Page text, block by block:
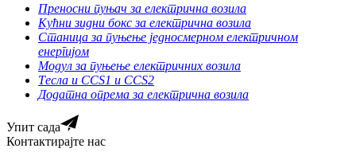
Преносни пуњач за електрична возила
Кућни зидни бокс за електрична возила
Станица за пуњење једносмерном електричном
енергијом
Модул за пуњење електричних возила
Тесла и CCS1 и CCS2
Додатна опрема за електрична возила
Упит сада
Контактирајте нас